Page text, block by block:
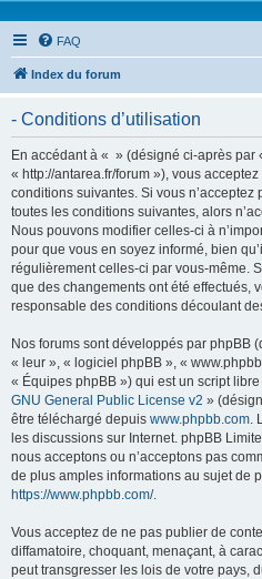
FAQ
Index du forum
- Conditions d’utilisation
En accédant à « » (désigné ci-après par
« http://antarea.fr/forum »), vous
conditions suivantes. Si vous
toutes les conditions suivantes, alors
Nous pouvons modifier celles-ci à
pour que vous en soyez informé, bien
régulièrement celles-ci par vous-même.
que des changements ont été effectués,
responsable des conditions découlant
Nos forums sont développés par phpBB
« leur », « logiciel phpBB », «
« Équipes phpBB ») qui est un script
GNU General Public License v2 »
être téléchargé depuis www.phpbb.com.
les discussions sur Internet. phpBB
nous acceptons ou n’acceptons pas
de plus amples informations au sujet de
https://www.phpbb.com/.
Vous acceptez de ne pas publier de
diffamatoire, choquant, menaçant, à
peut transgresser les lois de votre pays,